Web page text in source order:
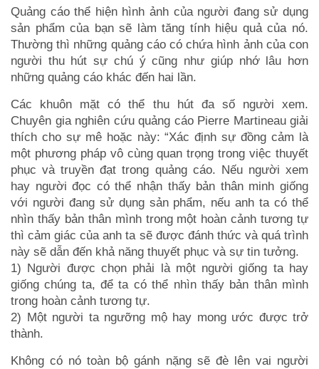
Quảng cáo thể hiện hình ảnh của người đang sử dụng
sản phẩm của bạn sẽ làm tăng tính hiệu quả của nó.
Thường thì những quảng cáo có chứa hình ảnh của con
người thu hút sự chú ý cũng như giúp nhớ lâu hơn
những quảng cáo khác đến hai lần.
Các khuôn mặt có thể thu hút đa số người xem.
Chuyên gia nghiên cứu quảng cáo Pierre Martineau giải
thích cho sự mê hoặc này: “Xác định sự đồng cảm là
một phương pháp vô cùng quan trọng trong việc thuyết
phục và truyền đạt trong quảng cáo. Nếu người xem
hay người đọc có thể nhận thấy bản thân minh giống
với người đang sử dụng sản phẩm, nếu anh ta có thể
nhìn thấy bản thân mình trong một hoàn cảnh tương tự
thì cảm giác của anh ta sẽ được đánh thức và quá trình
này sẽ dẫn đến khả năng thuyết phục và sự tin tưởng.
1) Người được chọn phải là một người giống ta hay
giống chúng ta, để ta có thể nhìn thấy bản thân mình
trong hoàn cảnh tương tự.
2) Một người ta ngưỡng mộ hay mong ước được trở
thành.
Không có nó toàn bộ gánh nặng sẽ đè lên vai người